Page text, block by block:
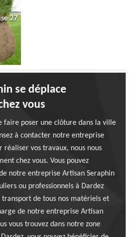
27
se déplace
vous
faire poser une clôture dans la ville
à contacter notre entreprise
réaliser vos travaux, nous nous
chez vous. Vous pouvez
notre entreprise Artisan Seraphin
ou professionnels à Dardez
transport de tous nos matériels et
de notre entreprise Artisan
vous trouvez dans notre zone